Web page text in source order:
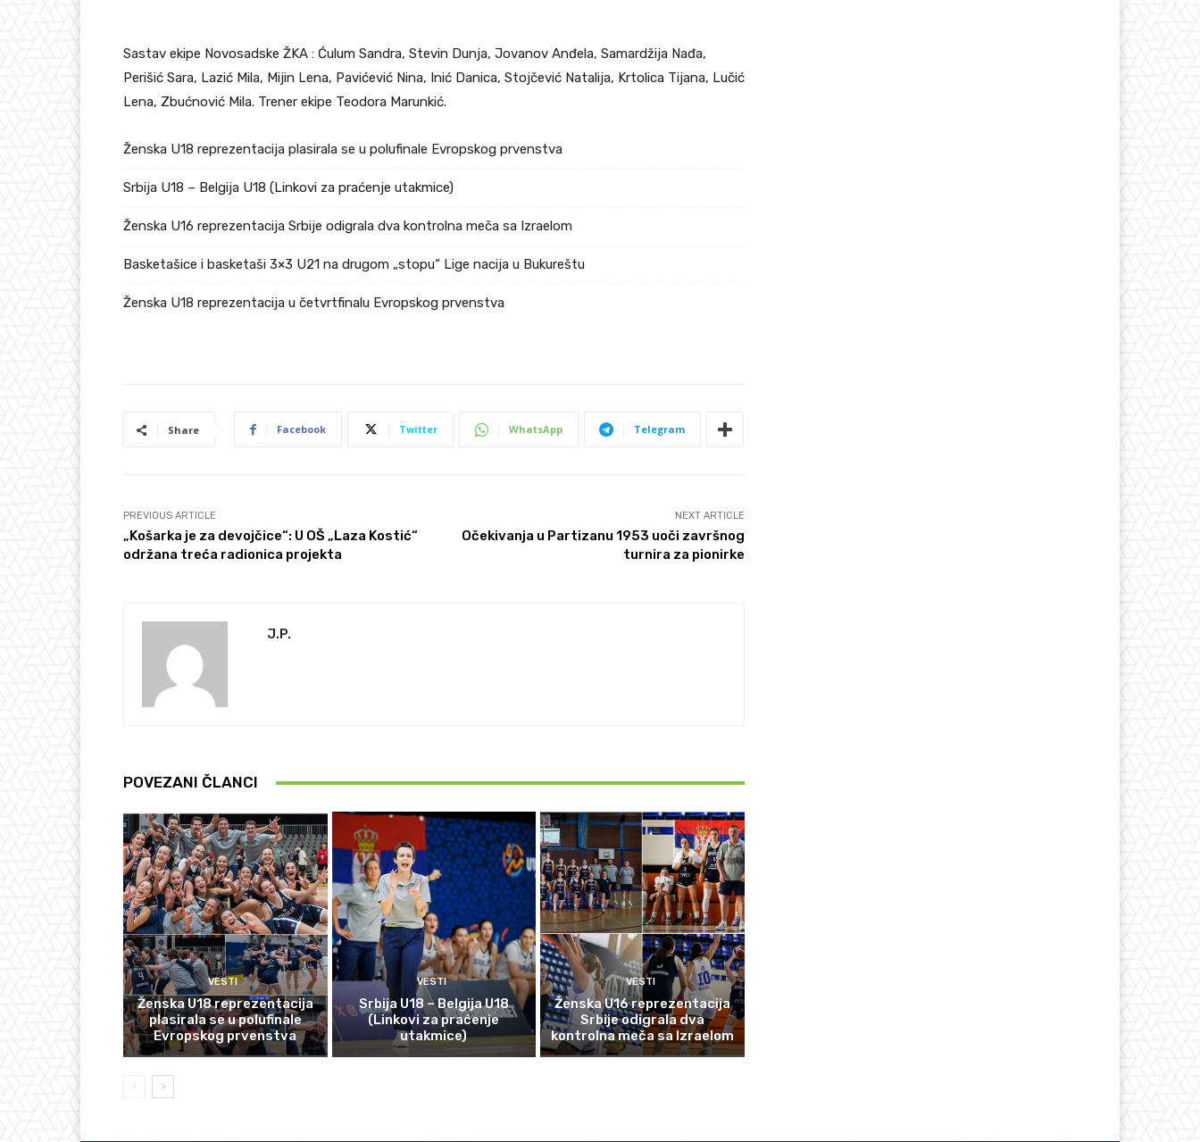
Sastav ekipe Novosadske ŽKA : Ćulum Sandra, Stevin Dunja, Jovanov Anđela, Samardžija Nađa,
Perišić Sara, Lazić Mila, Mijin Lena, Pavićević Nina, Inić Danica, Stojčević Natalija, Krtolica Tijana, Lučić
Lena, Zbućnović Mila. Trener ekipe Teodora Marunkić.
Ženska U18 reprezentacija plasirala se u polufinale Evropskog prvenstva
Srbija U18 – Belgija U18 (Linkovi za praćenje utakmice)
Ženska U16 reprezentacija Srbije odigrala dva kontrolna meča sa Izraelom
Basketašice i basketaši 3×3 U21 na drugom „stopu“ Lige nacija u Bukureštu
Ženska U18 reprezentacija u četvrtfinalu Evropskog prvenstva
Share Facebook Twitter WhatsApp Telegram
PREVIOUS ARTICLE
„Košarka je za devojčice“: U OŠ „Laza Kostić“
održana treća radionica projekta
NEXT ARTICLE
Očekivanja u Partizanu 1953 uoči završnog
turnira za pionirke
J.P.
POVEZANI ČLANCI
VESTI
Ženska U18 reprezentacija
plasirala se u polufinale
Evropskog prvenstva
VESTI
Srbija U18 – Belgija U18
(Linkovi za praćenje
utakmice)
VESTI
Ženska U16 reprezentacija
Srbije odigrala dva
kontrolna meča sa Izraelom